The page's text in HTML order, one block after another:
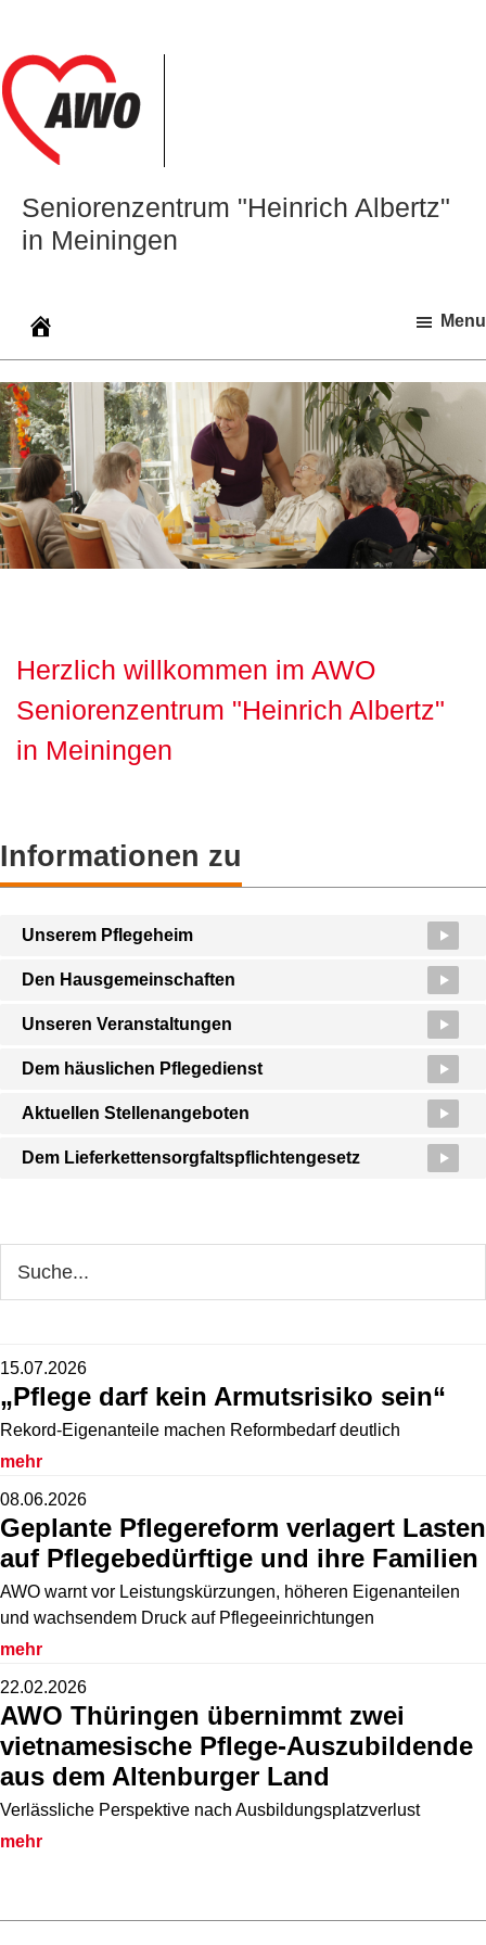
springen
springen
springen
Seniorenzentrum "Heinrich Albertz"
in Meiningen
Menu
Herzlich willkommen im AWO
Seniorenzentrum "Heinrich Albertz"
in Meiningen
Informationen zu
Unserem Pflegeheim
Den Hausgemeinschaften
Unseren Veranstaltungen
Dem häuslichen Pflegedienst
Aktuellen Stellenangeboten
Dem Lieferkettensorgfaltspflichtengesetz
Seitenspalte
durchsuchen
15.07.2026
„Pflege darf kein Armutsrisiko sein“
Rekord-Eigenanteile machen Reformbedarf deutlich
mehr
08.06.2026
Geplante Pflegereform verlagert Lasten
auf Pflegebedürftige und ihre Familien
AWO warnt vor Leistungskürzungen, höheren Eigenanteilen
und wachsendem Druck auf Pflegeeinrichtungen
mehr
22.02.2026
AWO Thüringen übernimmt zwei
vietnamesische Pflege-Auszubildende
aus dem Altenburger Land
Verlässliche Perspektive nach Ausbildungsplatzverlust
mehr